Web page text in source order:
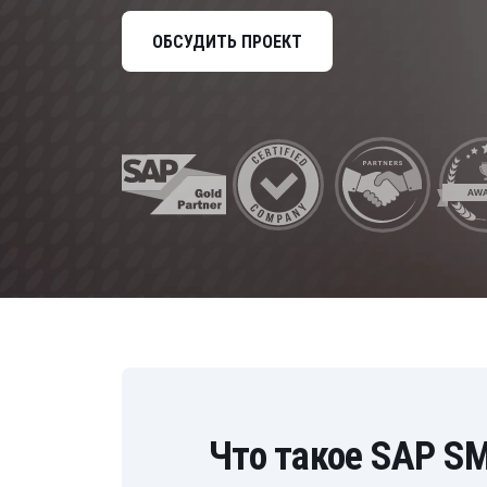
Управление расходами
Маркетинг и продажи
Безопасность
ОБСУДИТЬ ПРОЕКТ
Что такое SAP